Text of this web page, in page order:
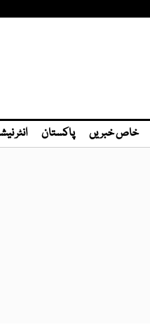
خاص خبریں پاکستان انٹر